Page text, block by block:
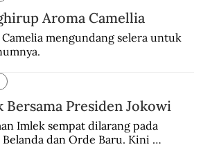
Aroma Camellia
mengundang selera untuk
Bersama Presiden Jokowi
Imlek sempat dilarang pada
Belanda dan Orde Baru. Kini